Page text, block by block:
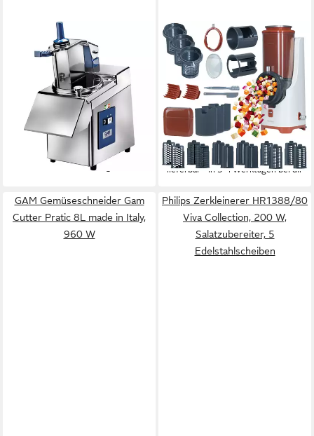
Gemüseschneider
Gemüseschneider 230V
made in Italy
Netzkabel Betriebsart
1.290,90 € UVP
1.990,90 €
37,48 €mtl. in 48 Raten
lieferbar - in 5-6 Werktagen bei dir
GENIUS
Gemüseschneider Nicer Dicer
Electro PRO Set 32-tlg.,
terracotta, Gemüseschneider
80 W
Leistung
Netzkabel
Betriebsart
Edelstahl
Material Messer
169,79 €
15,51 € mtl. in 12 Raten
lieferbar - in 3-4 Werktagen bei dir
GAM Gemüseschneider Gam
Cutter Pratic 8L made in Italy,
960 W
Philips Zerkleinerer HR1388/80
Viva Collection, 200 W,
Salatzubereiter, 5
Edelstahlscheiben